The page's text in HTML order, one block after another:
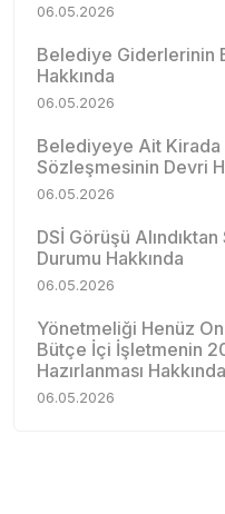
06.05.2026
Belediye Giderlerinin
Hakkında
06.05.2026
Belediyeye Ait Kirada
Sözleşmesinin Devri
06.05.2026
DSİ Görüşü
Durumu Hakkında
06.05.2026
Yönetmeliği Henüz
Bütçe İçi İşletmenin
Hazırlanması Hakkında
06.05.2026